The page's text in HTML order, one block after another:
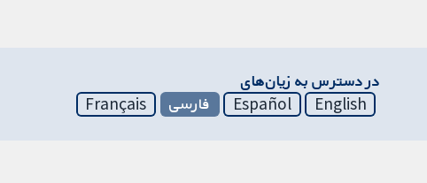
در دسترس به زیان‌های
English
Español فارسی Français